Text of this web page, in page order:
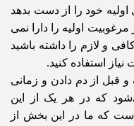
خود را از دست بدهد
اولیه را دارا نمی
و لازم را داشته باشید
استفاده کنید.
قبل از دم دادن و زمانی
که در هر یک از این
که ما در این بخش از